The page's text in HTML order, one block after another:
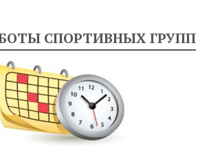
СПОРТИВНЫХ ГРУПП